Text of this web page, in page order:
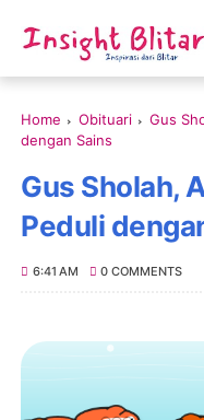
Home Obituari
Gus
dengan Sains
Gus Sholah,
Peduli
6:41 AM 0 COMMENTS